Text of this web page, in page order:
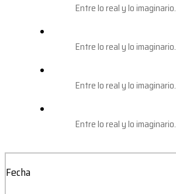
Entre lo real y lo imaginario.
Entre lo real y lo imaginario.
Entre lo real y lo imaginario.
Entre lo real y lo imaginario.
Fecha